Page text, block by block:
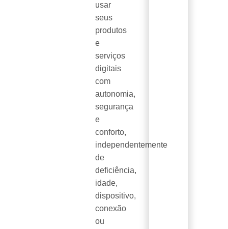
usar
seus
produtos
e
serviços
digitais
com
autonomia,
segurança
e
conforto,
independentemente
de
deficiência,
idade,
dispositivo,
conexão
ou